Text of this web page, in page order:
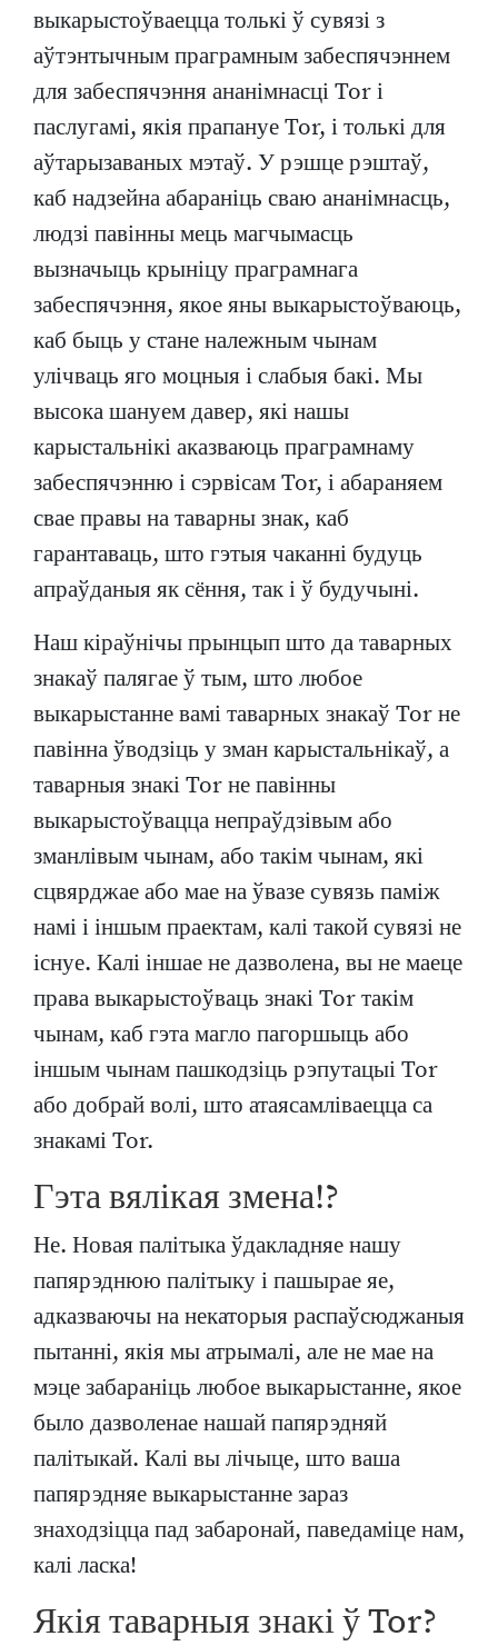
выкарыстоўваецца толькі ў сувязі з
аўтэнтычным праграмным забеспячэннем
для забеспячэння ананімнасці Tor і
паслугамі, якія прапануе Tor, і толькі для
аўтарызаваных мэтаў. У рэшце рэштаў,
каб надзейна абараніць сваю ананімнасць,
людзі павінны мець магчымасць
вызначыць крыніцу праграмнага
забеспячэння, якое яны выкарыстоўваюць,
каб быць у стане належным чынам
улічваць яго моцныя і слабыя бакі. Мы
высока шануем давер, які нашы
карыстальнікі аказваюць праграмнаму
забеспячэнню і сэрвісам Tor, і абараняем
свае правы на таварны знак, каб
гарантаваць, што гэтыя чаканні будуць
апраўданыя як сёння, так і ў будучыні.
Наш кіраўнічы прынцып што да таварных
знакаў палягае ў тым, што любое
выкарыстанне вамі таварных знакаў Tor не
павінна ўводзіць у зман карыстальнікаў, а
таварныя знакі Tor не павінны
выкарыстоўвацца непраўдзівым або
зманлівым чынам, або такім чынам, які
сцвярджае або мае на ўвазе сувязь паміж
намі і іншым праектам, калі такой сувязі не
існуе. Калі іншае не дазволена, вы не маеце
права выкарыстоўваць знакі Tor такім
чынам, каб гэта магло пагоршыць або
іншым чынам пашкодзіць рэпутацыі Tor
або добрай волі, што атаясамліваецца са
знакамі Tor.
Гэта вялікая змена!?
Не. Новая палітыка ўдакладняе нашу
папярэднюю палітыку і пашырае яе,
адказваючы на некаторыя распаўсюджаныя
пытанні, якія мы атрымалі, але не мае на
мэце забараніць любое выкарыстанне, якое
было дазволенае нашай папярэдняй
палітыкай. Калі вы лічыце, што ваша
папярэдняе выкарыстанне зараз
знаходзіцца пад забаронай, паведаміце нам,
калі ласка!
Якія таварныя знакі ў Tor?